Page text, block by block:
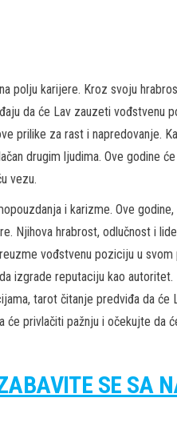
polju karijere. Kroz svoju
da će Lav zauzeti vođstvenu
prilike za rast i napredovanje.
drugim ljudima. Ove godine
vezu.
i karizme. Ove
Njihova hrabrost, odlučnost i
vođstvenu poziciju u
izgrade reputaciju kao
tarot čitanje predviđa da će
će privlačiti pažnju i očekujte da
SE SA